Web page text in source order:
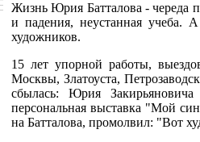
Жизнь Юрия Батталова - череда
и падения, неустанная учеба.
художников.
15 лет упорной работы,
Москвы, Златоуста,
сбылась: Юрия
персональная выставка "Мой
на Батталова, промолвил: "Вот